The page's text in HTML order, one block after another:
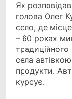
Як
голова Олег
село, де
– 60 роках
села
продукти.
курсує.